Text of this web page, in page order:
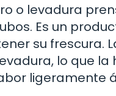
o levadura
Es un
su frescura.
lo que la
ligeramente